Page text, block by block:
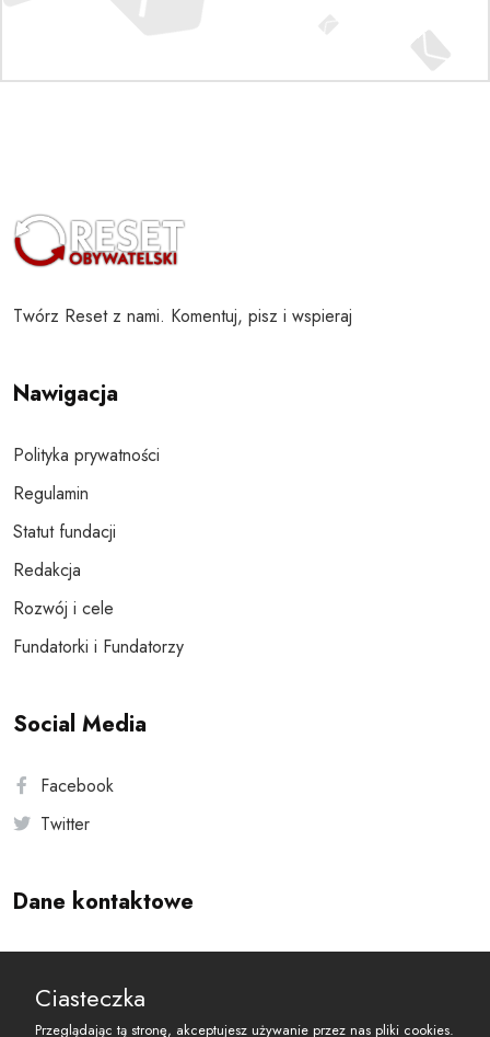
Twórz Reset z nami. Komentuj, pisz i wspieraj
Nawigacja
Polityka prywatności
Regulamin
Statut fundacji
Redakcja
Rozwój i cele
Fundatorki i Fundatorzy
Social Media
Facebook
Twitter
Dane kontaktowe
reset@resetobywatelski.pl
Ciasteczka
Przeglądając tą stronę, akceptujesz używanie przez nas pliki cookies.